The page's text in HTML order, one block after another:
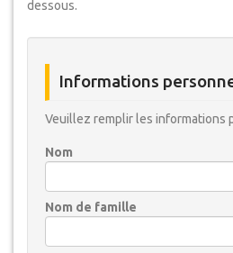
dessous.
Informations
Veuillez remplir les informations
Nom
Nom de famille